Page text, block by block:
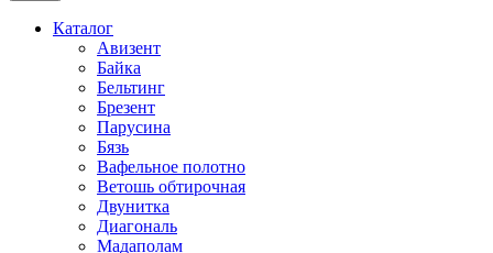
Каталог
Авизент
Байка
Бельтинг
Брезент
Парусина
Бязь
Вафельное полотно
Ветошь обтирочная
Двунитка
Диагональ
Мадаполам